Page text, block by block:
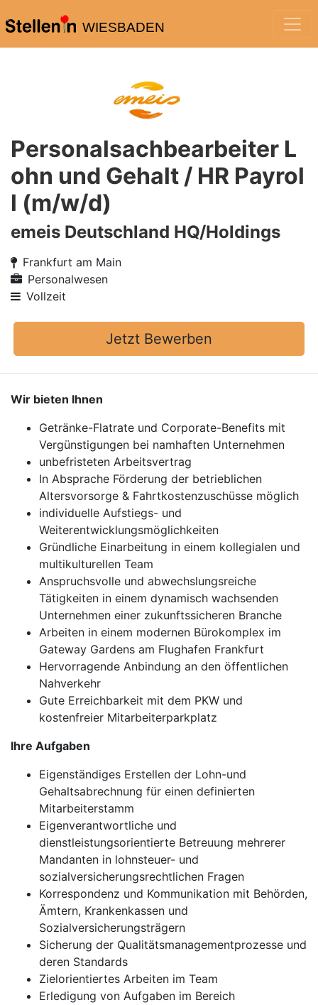
WIESBADEN
Personalsachbearbeiter L
ohn und Gehalt / HR Payrol
l (m/w/d)
emeis Deutschland HQ/Holdings
Frankfurt am Main
Personalwesen
Vollzeit
Jetzt Bewerben
Wir bieten Ihnen
Getränke-Flatrate und Corporate-Benefits mit
Vergünstigungen bei namhaften Unternehmen
unbefristeten Arbeitsvertrag
In Absprache Förderung der betrieblichen
Altersvorsorge & Fahrtkostenzuschüsse möglich
individuelle Aufstiegs- und
Weiterentwicklungsmöglichkeiten
Gründliche Einarbeitung in einem kollegialen und
multikulturellen Team
Anspruchsvolle und abwechslungsreiche
Tätigkeiten in einem dynamisch wachsenden
Unternehmen einer zukunftssicheren Branche
Arbeiten in einem modernen Bürokomplex im
Gateway Gardens am Flughafen Frankfurt
Hervorragende Anbindung an den öffentlichen
Nahverkehr
Gute Erreichbarkeit mit dem PKW und
kostenfreier Mitarbeiterparkplatz
Ihre Aufgaben
Eigenständiges Erstellen der Lohn-und
Gehaltsabrechnung für einen definierten
Mitarbeiterstamm
Eigenverantwortliche und
dienstleistungsorientierte Betreuung mehrerer
Mandanten in lohnsteuer- und
sozialversicherungsrechtlichen Fragen
Korrespondenz und Kommunikation mit Behörden,
Ämtern, Krankenkassen und
Sozialversicherungsträgern
Sicherung der Qualitätsmanagementprozesse und
deren Standards
Zielorientiertes Arbeiten im Team
Erledigung von Aufgaben im Bereich